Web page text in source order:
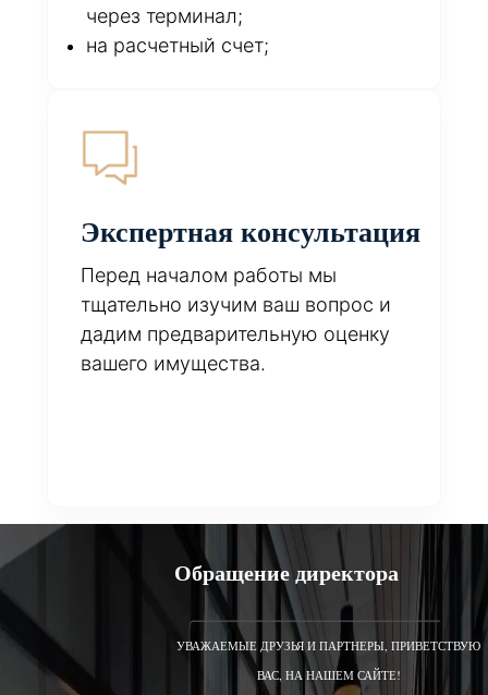
через терминал;
на расчетный счет;
Экспертная консультация
Перед началом работы мы
тщательно изучим ваш вопрос и
дадим предварительную оценку
вашего имущества.
Обращение директора
УВАЖАЕМЫЕ ДРУЗЬЯ И ПАРТНЕРЫ, ПРИВЕТСТВУЮ
ВАС, НА НАШЕМ САЙТЕ!